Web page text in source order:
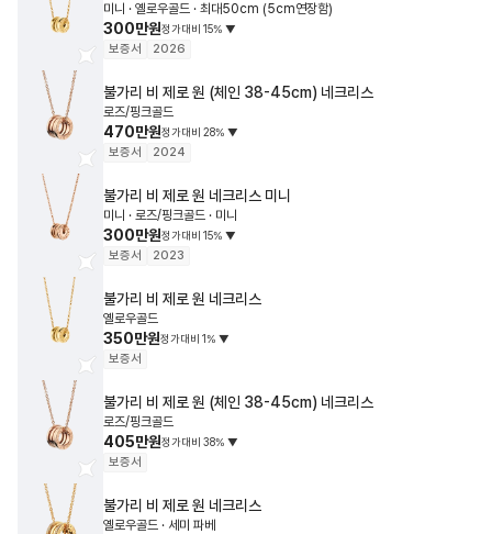
미니 · 옐로우골드 · 최대50cm (5cm연장함)
300만원정가대비 15% ▼
보증서 2026
불가리 비 제로 원 (체인 38-45cm) 네크리스
로즈/핑크골드
470만원정가대비 28% ▼
보증서 2024
불가리 비 제로 원 네크리스 미니
미니 · 로즈/핑크골드 · 미니
300만원정가대비 15% ▼
보증서 2023
불가리 비 제로 원 네크리스
옐로우골드
350만원정가대비 1% ▼
보증서
불가리 비 제로 원 (체인 38-45cm) 네크리스
로즈/핑크골드
405만원정가대비 38% ▼
보증서
불가리 비 제로 원 네크리스
옐로우골드 · 세미 파베